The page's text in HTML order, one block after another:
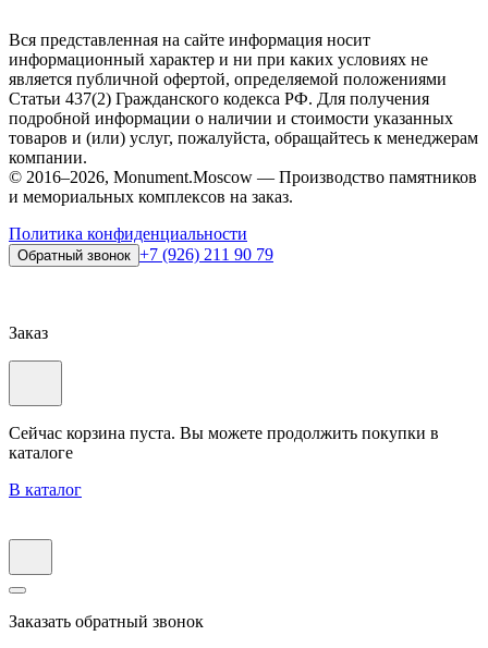
Вся представленная на сайте информация носит
информационный характер и ни при каких условиях не
является публичной офертой, определяемой положениями
Статьи 437(2) Гражданского кодекса РФ. Для получения
подробной информации о наличии и стоимости указанных
товаров и (или) услуг, пожалуйста, обращайтесь к менеджерам
компании.
© 2016–2026, Monument.Moscow — Производство памятников
и мемориальных комплексов на заказ.
Политика конфиденциальности
Обратный звонок +7 (926) 211 90 79
Заказ
Сейчас корзина пуста. Вы можете продолжить покупки в
каталоге
В каталог
Заказать обратный звонок